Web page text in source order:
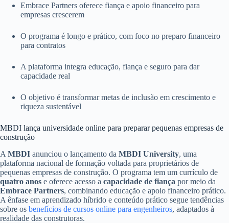
Embrace Partners oferece fiança e apoio financeiro para
empresas crescerem
O programa é longo e prático, com foco no preparo financeiro
para contratos
A plataforma integra educação, fiança e seguro para dar
capacidade real
O objetivo é transformar metas de inclusão em crescimento e
riqueza sustentável
MBDI lança universidade online para preparar pequenas empresas de
construção
A MBDI anunciou o lançamento da MBDI University, uma
plataforma nacional de formação voltada para proprietários de
pequenas empresas de construção. O programa tem um currículo de
quatro anos e oferece acesso a capacidade de fiança por meio da
Embrace Partners, combinando educação e apoio financeiro prático.
A ênfase em aprendizado híbrido e conteúdo prático segue tendências
sobre os benefícios de cursos online para engenheiros, adaptados à
realidade das construtoras.